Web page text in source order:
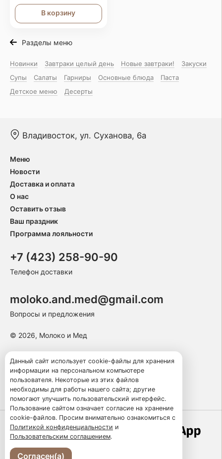
В корзину
Разделы меню
Новинки Завтраки целый день Новые завтраки!
Закуски
Супы
Салаты Гарниры Основные блюда
Паста
Детское меню
Десерты
Владивосток, ул. Суханова, 6а
Меню
Новости
Доставка и оплата
О нас
Оставить отзыв
Ваш праздник
Программа лояльности
+7 (423) 258-90-90
Телефон доставки
moloko.and.med@gmail.com
Вопросы и предложения
© 2026, Молоко и Мед
Пользовательское соглашение
Политика конфиденциальности
Публичная оферта
Работает по технологии
Данный сайт использует cookie-файлы для хранения
информации на персональном компьютере
пользователя. Некоторые из этих файлов
необходимы для работы нашего сайта; другие
помогают улучшить пользовательский интерфейс.
Пользование сайтом означает согласие на хранение
cookie-файлов. Просим внимательно ознакомиться с
Политикой конфиденциальности и
Пользовательским соглашением.
Согласен(а)